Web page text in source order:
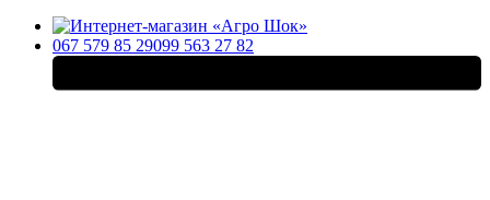
067 579 85 29099 563 27 82